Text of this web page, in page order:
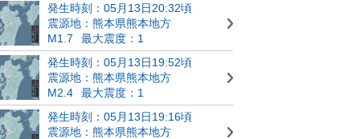
発生時刻：05月13日20:32頃
震源地：熊本県熊本地方
M1.7
最大震度：1
発生時刻：05月13日19:52頃
震源地：熊本県熊本地方
M2.4
最大震度：1
発生時刻：05月13日19:16頃
震源地：熊本県熊本地方